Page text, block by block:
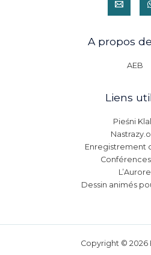
A propos
AEB
Liens
Pieśni
Enregistrement
Conférences
L’Aurore
Dessin animés
Copyright ©